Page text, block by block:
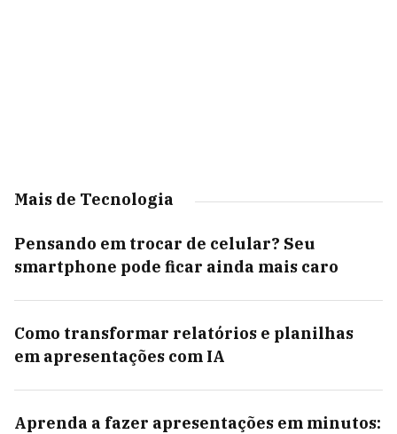
Mais de Tecnologia
Pensando em trocar de celular? Seu
smartphone pode ficar ainda mais caro
Como transformar relatórios e planilhas
em apresentações com IA
Aprenda a fazer apresentações em minutos: